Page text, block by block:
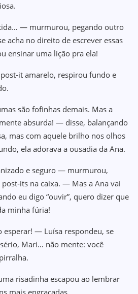
— murmurou, pegando outro
acha no direito de escrever essas
ensinar uma lição pra ela!
amarelo, respirou fundo e
são fofinhas demais. Mas a
absurda! — disse, balançando
mas com aquele brilho nos olhos
ela adorava a ousadia da Ana.
e seguro — murmurou,
na caixa. — Mas a Ana vai
eu digo “ouvir”, quero dizer que
minha fúria!
— Luísa respondeu, se
Mari… não mente: você
risadinha escapou ao lembrar
mais engraçadas.